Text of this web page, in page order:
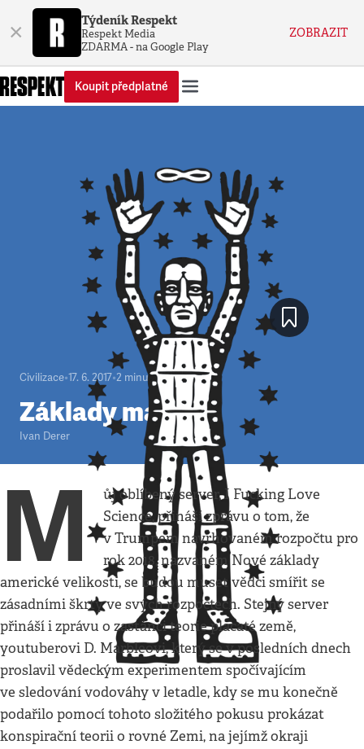
× Týdeník Respekt
Respekt Media
ZDARMA - na Google Play
ZOBRAZIT
Koupit předplatné
Civilizace•17. 6. 2017•2 minuty
Základy malosti
Ivan Derer
M
ůj oblíbený server, I Fucking Love
Science, přináší zprávu o tom, že
v Trumpem navrhovaném rozpočtu pro
rok 2018, nazvaném Nové základy
americké velikosti, se budou muset vědci smířit se
zásadními škrty ve svých rozpočtech. Stejný server
přináší i zprávu o zastánci teorie placaté země,
youtuberovi D. Marbleovi, který se v posledních dnech
proslavil vědeckým experimentem spočívajícím
ve sledování vodováhy v letadle, kdy se mu konečně
podařilo pomocí tohoto složitého pokusu prokázat
konspirační teorii o rovné Zemi, na jejímž okraji